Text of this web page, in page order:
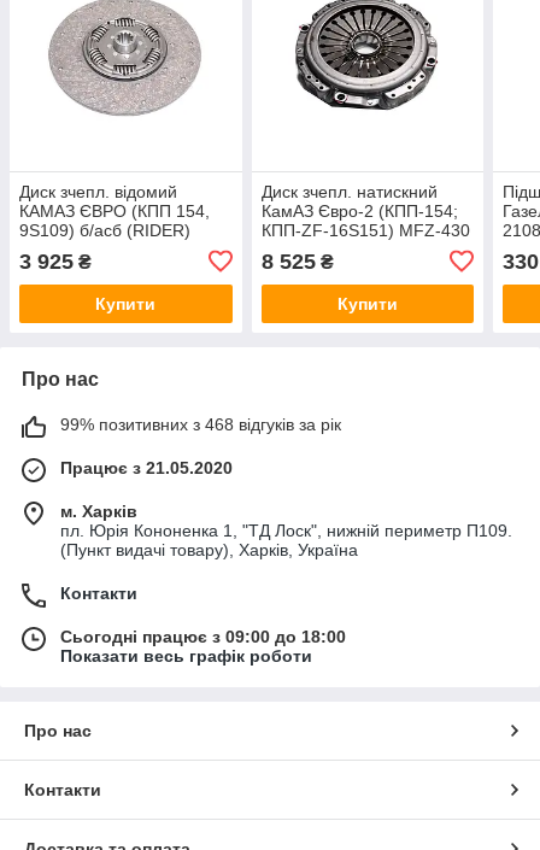
Диск зчепл. відомий
КАМАЗ ЄВРО (КПП 154,
9S109) б/асб (RIDER)
3 925 ₴
Купити
Диск зчепл. натискний
КамАЗ Євро-2 (КПП-154;
КПП-ZF-16S151) MFZ-430
(RIDER) RD.3482.083.118
8 525₴
Купити
330
Про нас
99% позитивних з 468 відгуків за рік
Працює з 21.05.2020
м. Харків
пл. Юрія Кононенка 1, "ТД Лоск", нижній периметр П109.
(Пункт видачі товару), Харків, Україна
Контакти
Сьогодні працює з 09:00 до 18:00
Показати весь графік роботи
Про нас
Контакти